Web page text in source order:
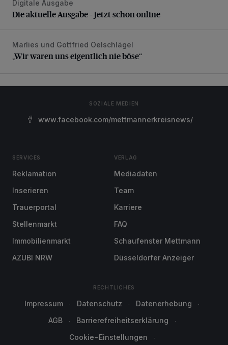
Die aktuelle Ausgabe – jetzt schon online
Digitale Ausgabe
Die aktuelle Ausgabe – jetzt schon online
„Wir waren uns eigentlich nie böse“
Marlies und Gottfried Oelschlägel
„Wir waren uns eigentlich nie böse“
SOZIALE MEDIEN
www.facebook.com/mettmannerkreisnews/
SERVICES
Reklamation
Inserieren
Trauerportal
Stellenmarkt
Immobilienmarkt
AZUBI NRW
VERLAG
Mediadaten
Team
Karriere
FAQ
Schaufenster Mettmann
Düsseldorfer Anzeiger
RECHTLICHES
Impressum Datenschutz
Datenerhebung
AGB
Barrierefreiheitserklärung
Cookie-Einstellungen